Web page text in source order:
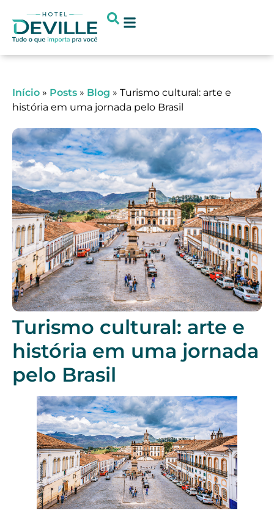
Início » Posts » Blog » Turismo cultural: arte e
história em uma jornada pelo Brasil
Turismo cultural: arte e
história em uma jornada
pelo Brasil